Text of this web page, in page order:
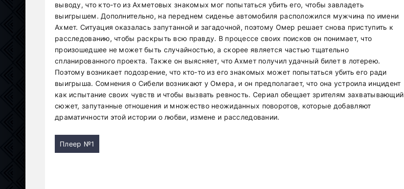
выводу, что кто-то из Ахметовых знакомых мог попытаться убить его, чтобы завладеть
выигрышем. Дополнительно, на переднем сиденье автомобиля расположился мужчина по имени
Ахмет. Ситуация оказалась запутанной и загадочной, поэтому Омер решает снова приступить к
расследованию, чтобы раскрыть всю правду. В процессе своих поисков он понимает, что
произошедшее не может быть случайностью, а скорее является частью тщательно
спланированного проекта. Также он выясняет, что Ахмет получил удачный билет в лотерею.
Поэтому возникает подозрение, что кто-то из его знакомых может попытаться убить его ради
выигрыша. Сомнения о Сибели возникают у Омера, и он предполагает, что она устроила инцидент
как испытание своих чувств и чтобы вызвать ревность. Сериал обещает зрителям захватывающий
сюжет, запутанные отношения и множество неожиданных поворотов, которые добавляют
драматичности этой истории о любви, измене и расследовании.
Плеер №1